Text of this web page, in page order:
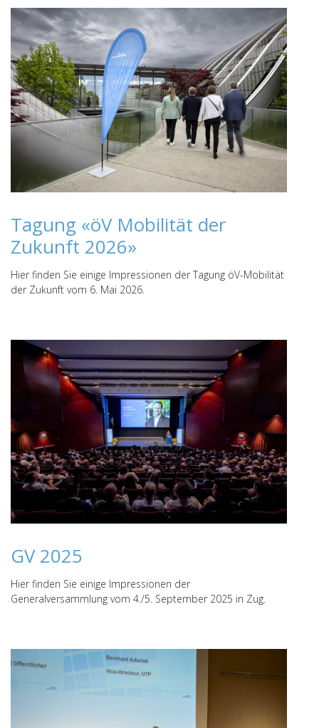
Tagung «öV Mobilität der
Zukunft 2026»
Hier finden Sie einige Impressionen der Tagung öV-Mobilität
der Zukunft vom 6. Mai 2026.
GV 2025
Hier finden Sie einige Impressionen der
Generalversammlung vom 4./5. September 2025 in Zug.